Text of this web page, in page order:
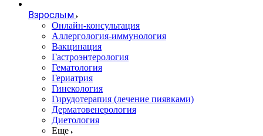
Взрослым
Онлайн-консультация
Аллергология-иммунология
Вакцинация
Гастроэнтерология
Гематология
Гериатрия
Гинекология
Гирудотерапия (лечение пиявками)
Дерматовенерология
Диетология
Еще